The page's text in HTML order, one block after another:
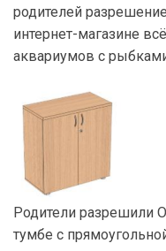
родителей
интернет-магазине
аквариумов с
Родители разрешили
тумбе с